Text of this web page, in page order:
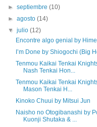
►septiembre(10)
►agosto(14)
▼julio(12)
Encontre algo genial by
I’m Done by Shiogochi (Big
Tenmou Kaikai Tenkai
Nash Tenkai Hon...
Tenmou Kaikai Tenkai
Mason Tenkai H...
Kinoko Chuui by Mitsui Jun
Naisho no Otogibanashi by
Kuonji Shutaka & ...